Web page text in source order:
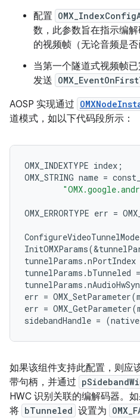
配置
数，此参数旨在指示编
的视频帧（无论音频是否
当第一个隧道式视频帧
发送
AOSP 实现通过
道模式，如以下代码段所示：
OMX_INDEXTYPE index ;
OMX_STRING name =
OMX_ERRORTYPE err =
InitOMXParams(&
tunnelParams .nPortIndex
tunnelParams .bTunneled =
tunnelParams .
err = OMX_SetParameter(
err = OMX_GetParameter(
sidebandHandle = (
如果该组件支持此配置，则应
带句柄，并通过
HWC 识别关联的编解码器。
将 bTunneled 设置为